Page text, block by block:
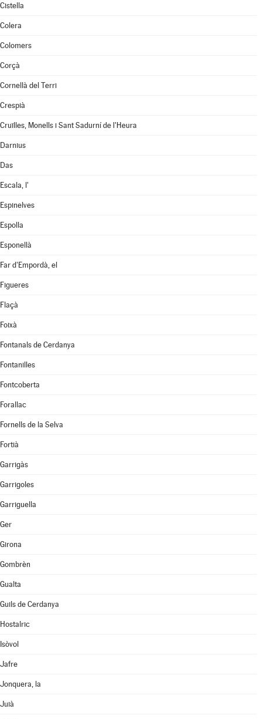
Cistella
Colera
Colomers
Corçà
Cornellà del Terri
Crespià
Cruïlles, Monells i Sant Sadurní de l'Heura
Darnius
Das
Escala, l'
Espinelves
Espolla
Esponellà
Far d'Empordà, el
Figueres
Flaçà
Foixà
Fontanals de Cerdanya
Fontanilles
Fontcoberta
Forallac
Fornells de la Selva
Fortià
Garrigàs
Garrigoles
Garriguella
Ger
Girona
Gombrèn
Gualta
Guils de Cerdanya
Hostalric
Isòvol
Jafre
Jonquera, la
Juià